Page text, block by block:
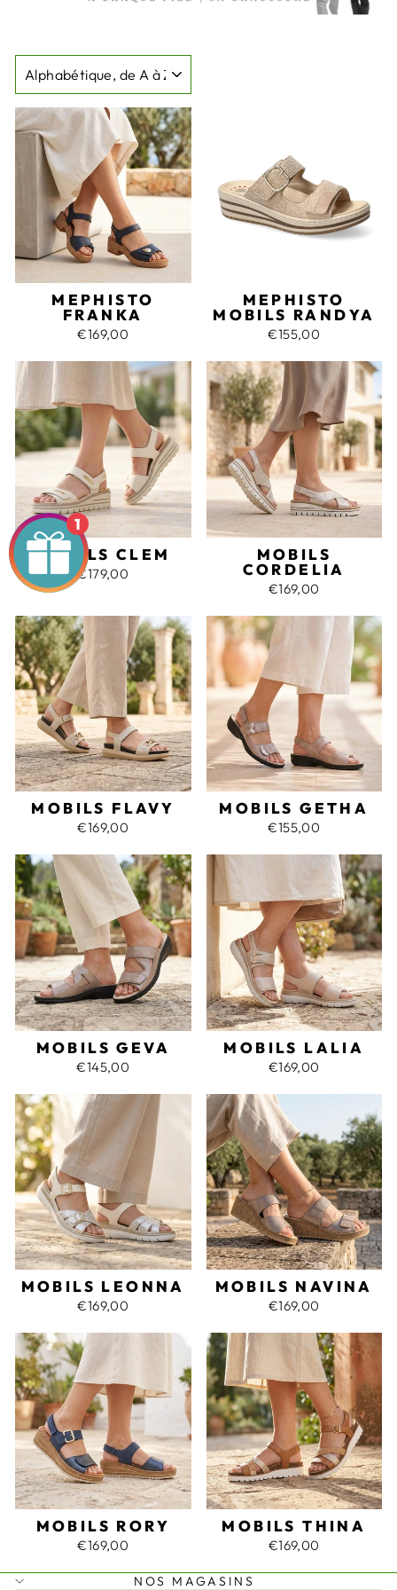
MEPHISTO
FRANKA
€169,00
MEPHISTO
MOBILS RANDYA
€155,00
MOBILS CLEM
€179,00
MOBILS
CORDELIA
€169,00
MOBILS FLAVY
€169,00
MOBILS GETHA
€155,00
MOBILS GEVA
€145,00
MOBILS LALIA
€169,00
MOBILS LEONNA
€169,00
MOBILS NAVINA
€169,00
MOBILS RORY
€169,00
MOBILS THINA
€169,00
NOS MAGASINS
1